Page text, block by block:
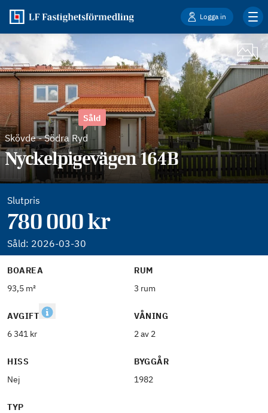
Logga in
Skövde-Södra Ryd
Såld
Nyckelpigevägen 164B
Slutpris
780 000 kr
Såld: 2026-03-30
BOAREA
93,5 m²
RUM
3 rum
AVGIFT
6 341 kr
VÅNING
2 av 2
HISS
Nej
BYGGÅR
1982
TYP